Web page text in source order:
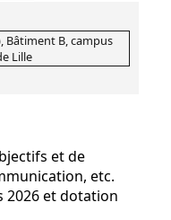
Bâtiment B, campus
Lille
et de
etc.
2026 et dotation